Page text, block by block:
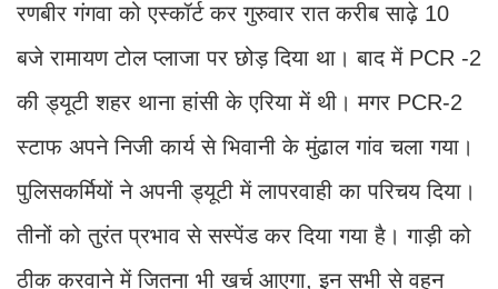
रणबीर गंगवा को एस्कॉर्ट कर गुरुवार रात करीब साढ़े 10
बजे रामायण टोल प्लाजा पर छोड़ दिया था। बाद में PCR -2
की ड्यूटी शहर थाना हांसी के एरिया में थी। मगर PCR-2
स्टाफ अपने निजी कार्य से भिवानी के मुंढाल गांव चला गया।
पुलिसकर्मियों ने अपनी ड्यूटी में लापरवाही का परिचय दिया।
तीनों को तुरंत प्रभाव से सस्पेंड कर दिया गया है। गाड़ी को
ठीक करवाने में जितना भी खर्च आएगा, इन सभी से वहन